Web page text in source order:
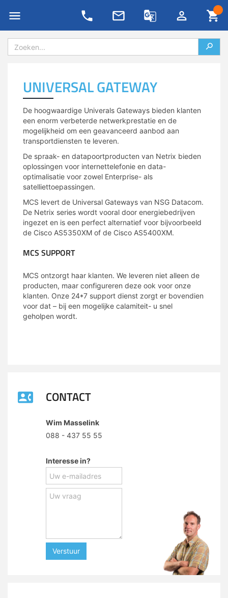
UNIVERSAL GATEWAY
De hoogwaardige Univerals Gateways bieden klanten
een enorm verbeterde netwerkprestatie en de
mogelijkheid om een ​​geavanceerd aanbod aan
transportdiensten te leveren.
De spraak- en datapoortproducten van Netrix bieden
oplossingen voor internettelefonie en data-
optimalisatie voor zowel Enterprise- als
satelliettoepassingen.
MCS levert de Universal Gateways van NSG Datacom.
De Netrix series wordt vooral door energiebedrijven
ingezet en is een perfect alternatief voor bijvoorbeeld
de Cisco AS5350XM of de Cisco AS5400XM.
MCS SUPPORT
MCS ontzorgt haar klanten. We leveren niet alleen de
producten, maar configureren deze ook voor onze
klanten. Onze 24*7 support dienst zorgt er bovendien
voor dat – bij een mogelijke calamiteit- u snel
geholpen wordt.
CONTACT
Wim Masselink
088 - 437 55 55
Interesse in?
Verstuur
Private LoRaWAN
All-in-one routers
NB-IoT/LTE-M & 5G RedCap
IoT data SIM’s
Antennes & meetapparatuur
Industrial IoT
IoT protocol conversie
4G/5G IoT oplossingen
Private netwerken
Lease oplossingen
Remote management
Sensor monitoring IP/NB-IoT
Maatwerk
Specials
Blog
Kennis archief
Whitepapers
Podcasts
IoT Lab
AI Affairs
support/retour aanvraag
Technische nieuwsbrief
Dienstbeschrijvingen
Contact
Nieuws
Ons team
Newsflash
Duurzaamheid & MCS
VADnet lidmaatschap
Vacatures